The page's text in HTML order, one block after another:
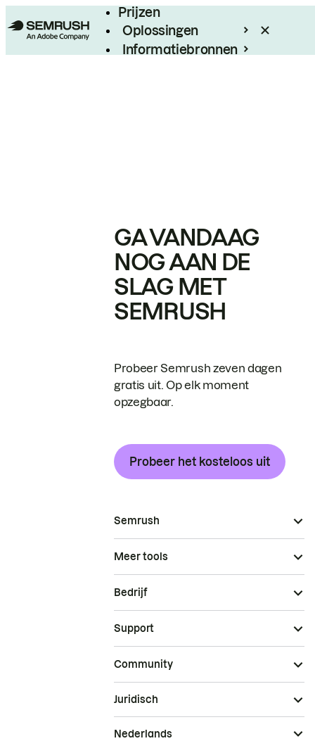
Prijzen
Oplossingen
Informatiebronnen
GA VANDAAG
NOG AAN DE
SLAG MET
SEMRUSH
Probeer Semrush zeven dagen
gratis uit. Op elk moment
opzegbaar.
Probeer het kosteloos uit
Semrush
Meer tools
Bedrijf
Support
Community
Juridisch
Nederlands